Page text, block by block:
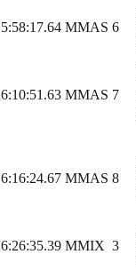
5:58:17.64 MMAS 6
6:10:51.63 MMAS 7
6:16:24.67 MMAS 8
6:26:35.39 MMIX 3